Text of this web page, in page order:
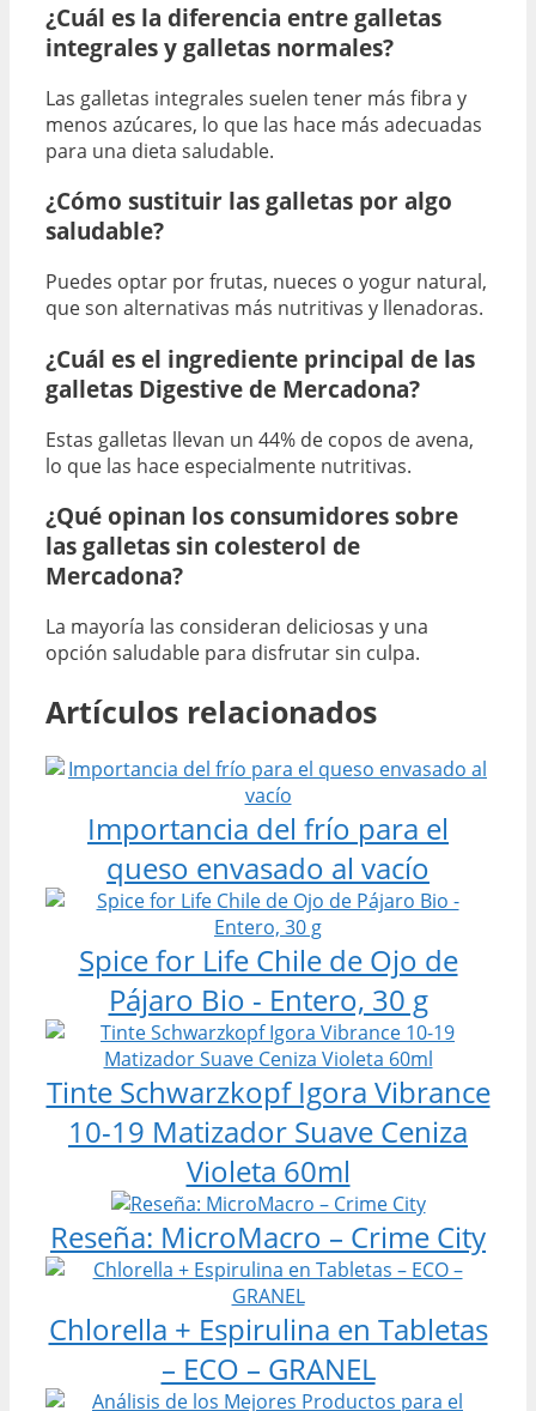
¿Cuál es la diferencia entre galletas
integrales y galletas normales?
Las galletas integrales suelen tener más fibra y
menos azúcares, lo que las hace más adecuadas
para una dieta saludable.
¿Cómo sustituir las galletas por algo
saludable?
Puedes optar por frutas, nueces o yogur natural,
que son alternativas más nutritivas y llenadoras.
¿Cuál es el ingrediente principal de las
galletas Digestive de Mercadona?
Estas galletas llevan un 44% de copos de avena,
lo que las hace especialmente nutritivas.
¿Qué opinan los consumidores sobre
las galletas sin colesterol de
Mercadona?
La mayoría las consideran deliciosas y una
opción saludable para disfrutar sin culpa.
Artículos relacionados
Importancia del frío para el
queso envasado al vacío
Spice for Life Chile de Ojo de
Pájaro Bio - Entero, 30 g
Tinte Schwarzkopf Igora Vibrance
10-19 Matizador Suave Ceniza
Violeta 60ml
Reseña: MicroMacro – Crime City
Chlorella + Espirulina en Tabletas
– ECO – GRANEL